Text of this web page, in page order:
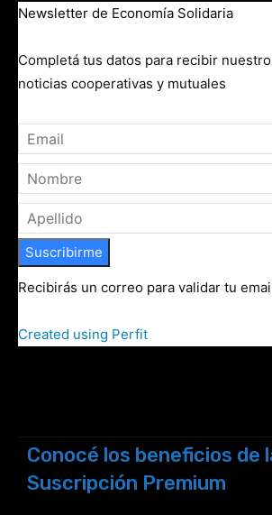
Newsletter de Economía Solidaria
Completá tus datos para recibir
noticias cooperativas y mutuales
Suscribirme
Recibirás un correo para validar tu
Created using Perfit
Conocé los beneficios de
Suscripción Premium